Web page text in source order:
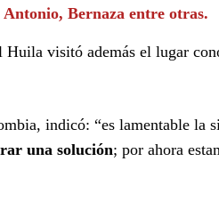
Bernaza entre otras.
visitó además el lugar
indicó: “es lamentable la
una solución; por ahora